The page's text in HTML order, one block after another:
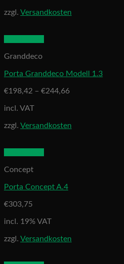
zzgl. Versandkosten
Granddeco
Porta Granddeco Modell 1.3
€198,42 – €244,66
incl. VAT
zzgl. Versandkosten
Concept
Porta Concept A.4
€303,75
incl. 19% VAT
zzgl. Versandkosten